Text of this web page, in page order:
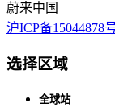
蔚来中国
沪ICP备15044878
选择区域
全球站